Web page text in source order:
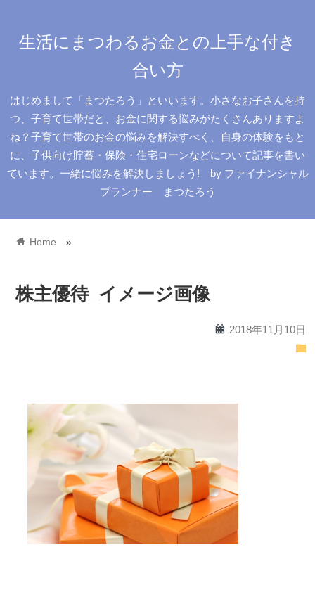
生活にまつわるお金との上手な付き
合い方
はじめまして「まつたろう」といいます。小さなお子さんを持
つ、子育て世帯だと、お金に関する悩みがたくさんありますよ
ね？子育て世帯のお金の悩みを解決すべく、自身の体験をもと
に、子供向け貯蓄・保険・住宅ローンなどについて記事を書い
ています。一緒に悩みを解決しましょう! by ファイナンシャル
プランナー まつたろう
home Home »
株主優待_イメージ画像
calendar 2018年11月10日
folder